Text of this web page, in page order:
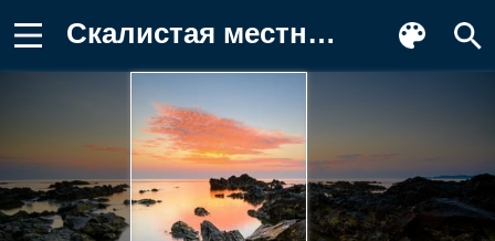
Скалистая местность Картинка